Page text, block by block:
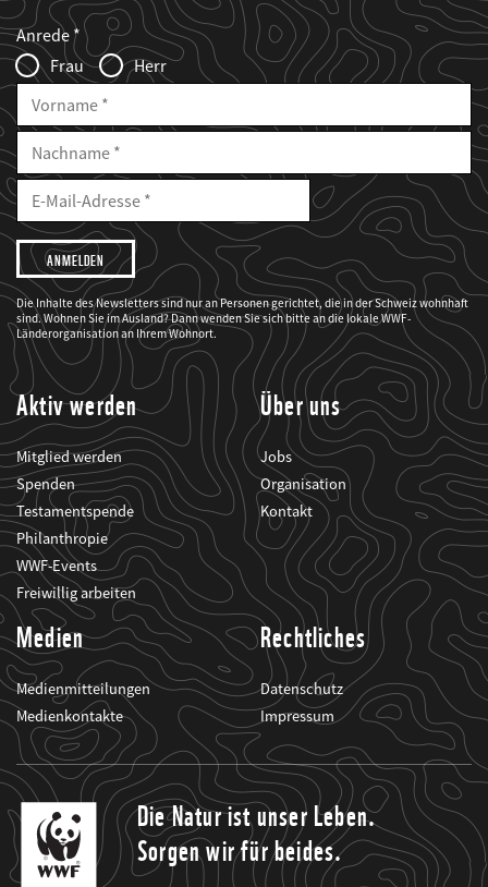
Web2Case
Infofelder
Fieldset
anrede_name
Anrede
Frau
Herr
Vorname
Nachname
E-
Mailadresse
E-
Adresse
Ich
möchte,
dass
der
WWF
mich
über
seine
Projekte
informiert.
Die Inhalte des Newsletters sind nur an Personen gerichtet, die in der Schweiz wohnhaft
sind. Wohnen Sie im Ausland? Dann wenden Sie sich bitte an die lokale WWF-
Länderorganisation an Ihrem Wohnort.
Aktiv werden
Mitglied werden
Spenden
Testamentspende
Philanthropie
WWF-Events
Freiwillig arbeiten
Über uns
Jobs
Organisation
Kontakt
Medien
Medienmitteilungen
Medienkontakte
Rechtliches
Datenschutz
Impressum
Die Natur ist unser Leben.
Sorgen wir für beides.